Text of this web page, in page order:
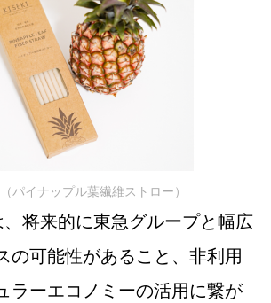
パイナップル葉繊維ストロー）
将来的に東急グループと幅広
の可能性があること、非利用
ラーエコノミーの活用に繋が